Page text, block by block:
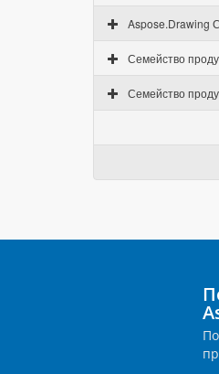
Aspose.Drawing
Семейство
Семейство